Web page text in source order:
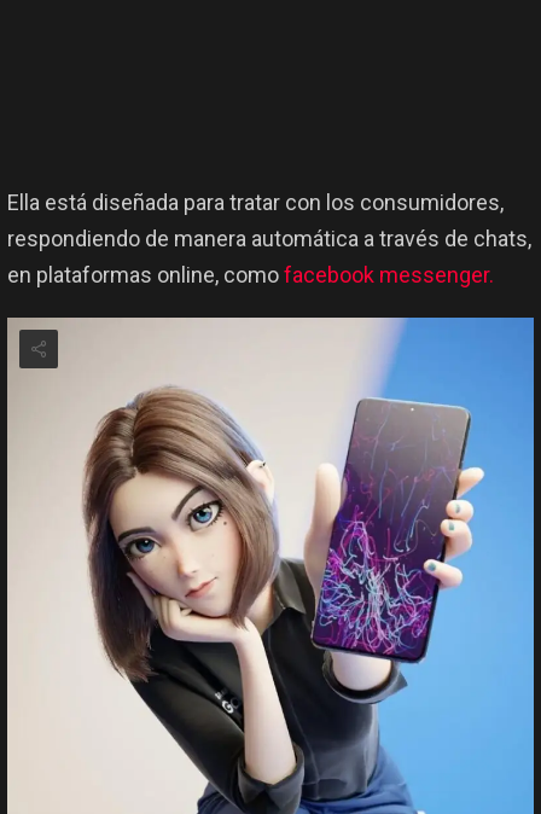
Ella está diseñada para tratar con los consumidores,
respondiendo de manera automática a través de chats,
en plataformas online, comofacebook messenger.